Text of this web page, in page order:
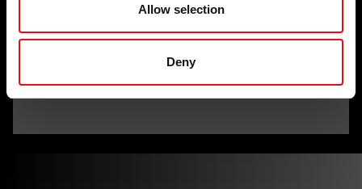
Allow selection
Deny
komponenti kabine za profesionalne popravke vozila,
uključujući: plinske opruge, nagibne cilindre, ovjes
kabine i amortizere, cilindre za zaključavanje i ručice